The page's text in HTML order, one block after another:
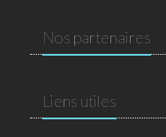
Nos partenaires
Liens utiles